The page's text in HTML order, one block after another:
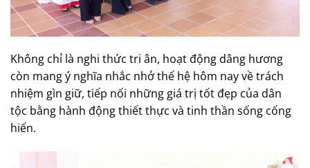
Không chỉ là nghi thức tri ân, hoạt động dâng hương
còn mang ý nghĩa nhắc nhở thế hệ hôm nay về trách
nhiệm gìn giữ, tiếp nối những giá trị tốt đẹp của dân
tộc bằng hành động thiết thực và tinh thần sống cống
hiến.